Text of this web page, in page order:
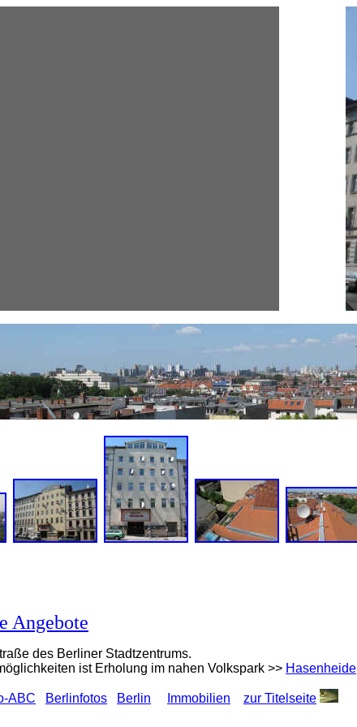
Angebote
des Berliner Stadtzentrums.
ist Erholung im nahen Volkspark >> Hasenheide
ABC Berlinfotos Berlin Immobilien zur Titelseite